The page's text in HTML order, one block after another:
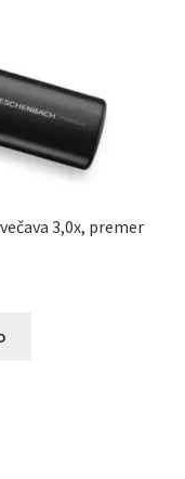
3,0x, premer